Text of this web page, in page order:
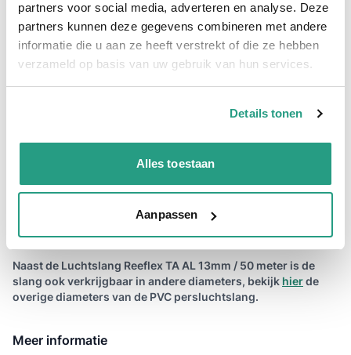
partners voor social media, adverteren en analyse. Deze
partners kunnen deze gegevens combineren met andere
informatie die u aan ze heeft verstrekt of die ze hebben
verzameld op basis van uw gebruik van hun services.
Details tonen
Alles toestaan
Aanpassen
Kenmerken Luchtslang Reeflex TA
AL 13mm / 50 meter
Reeflex heeft een maatvoering 13mm en wordt veelvuldig
daarnaast zelfs gebruikt worden voor doorvoer van beperkte
vloeibare levensmiddelen.
Luchtslang Reeflex TA AL 13mm / 50 meter heeft een textiel
Verschillende diameters
Naast de Luchtslang Reeflex TA AL 13mm / 50 meter is de
slang ook verkrijgbaar in andere diameters, bekijk hierde
overige diameters van de PVC persluchtslang.
Meer informatie